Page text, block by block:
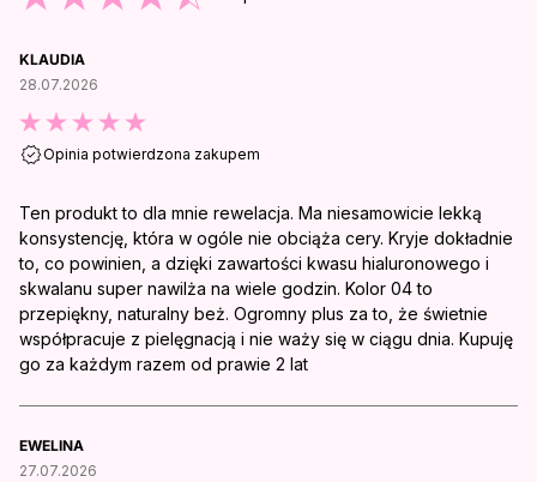
KLAUDIA
28.07.2026
Opinia potwierdzona zakupem
Ten produkt to dla mnie rewelacja. Ma niesamowicie lekką
konsystencję, która w ogóle nie obciąża cery. Kryje dokładnie
to, co powinien, a dzięki zawartości kwasu hialuronowego i
skwalanu super nawilża na wiele godzin. Kolor 04 to
przepiękny, naturalny beż. Ogromny plus za to, że świetnie
współpracuje z pielęgnacją i nie waży się w ciągu dnia. Kupuję
go za każdym razem od prawie 2 lat
EWELINA
27.07.2026